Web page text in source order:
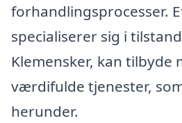
forhandlingsprocesser.
specialiserer sig i
Klemensker, kan tilbyde
værdifulde tjenester,
herunder.